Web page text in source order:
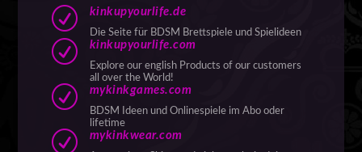
R kinkupyourlife.de
Die Seite für BDSM Brettspiele und Spielideen
R kinkupyourlife.com
Explore our english Products of our customers
all over the World!
R mykinkgames.com
BDSM Ideen und Onlinespiele im Abo oder
lifetime
R mykinkwear.com